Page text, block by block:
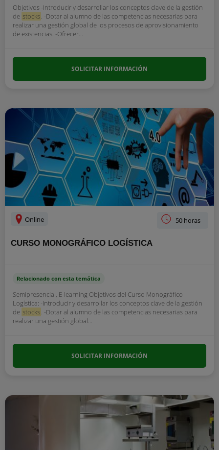
Objetivos -Introducir y desarrollar los conceptos clave de la gestión
de stocks. -Dotar al alumno de las competencias necesarias para
realizar una gestión global de los procesos de aprovisionamiento
de existencias. -Ofrecer...
SOLICITAR INFORMACIÓN
Online 50 horas
CURSO MONOGRÁFICO LOGÍSTICA
Relacionado con esta temática
Semipresencial, E-learning Objetivos del Curso Monográfico
Logística: -Introducir y desarrollar los conceptos clave de la gestión
de stocks. -Dotar al alumno de las competencias necesarias para
realizar una gestión global...
SOLICITAR INFORMACIÓN